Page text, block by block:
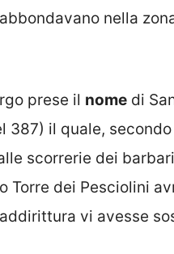
nella
prese il nome di
387) il quale,
scorrerie dei
Torre dei Pesciolini
vi avesse